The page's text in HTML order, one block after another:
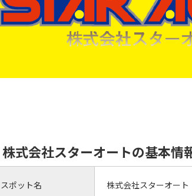
株式会社スターオートの基本情
スポット名 株式会社スターオート